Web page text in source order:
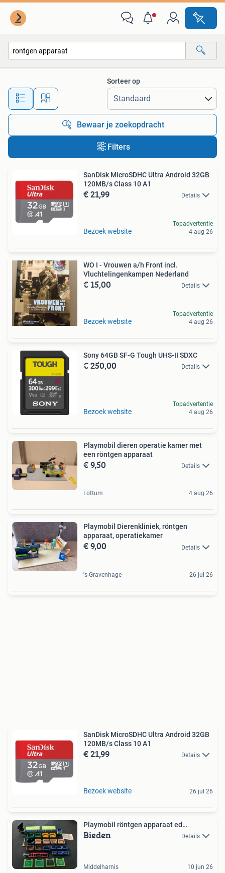
Alle afstanden…
Sorteer op
Bewaar je zoekopdracht
Filters
SanDisk MicroSDHC Ultra Android 32GB
120MB/s Class 10 A1
€ 21,99 Details
Bezoek website
Topadvertentie
4 aug 26
WO I - Vrouwen a/h Front incl.
Vluchtelingenkampen Nederland
€ 15,00 Details
Bezoek website
Topadvertentie
4 aug 26
Sony 64GB SF-G Tough UHS-II SDXC
€ 250,00 Details
Bezoek website
Topadvertentie
4 aug 26
Playmobil dieren operatie kamer met
een röntgen apparaat
€ 9,50 Details
Lottum 4 aug 26
Playmobil Dierenkliniek, röntgen
apparaat, operatiekamer
€ 9,00 Details
's-Gravenhage 26 jul 26
SanDisk MicroSDHC Ultra Android 32GB
120MB/s Class 10 A1
€ 21,99 Details
Bezoek website 26 jul 26
Playmobil röntgen apparaat ed…
Bieden Details
Middelharnis 10 jun 26